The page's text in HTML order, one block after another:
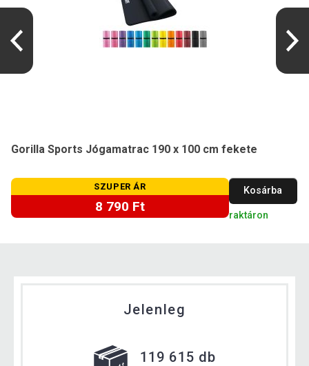
Gorilla Sports Jógamatrac 190 x 100 cm fekete
SZUPER ÁR
8 790 Ft
Kosárba
raktáron
Jelenleg
119 615 db